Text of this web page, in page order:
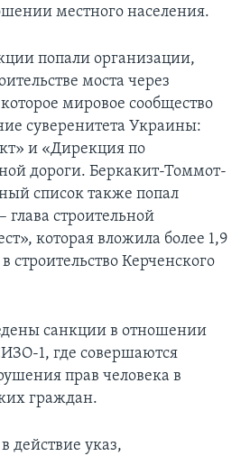
местного населения.
попали организации,
моста через
мировое сообщество
суверенитета Украины:
и «Дирекция по
дороги. Беркакит-Томмот-
список также попал
строительной
которая вложила более 1,9
строительство Керченского
санкции в отношении
1, где совершаются
прав человека в
граждан.
действие указ,